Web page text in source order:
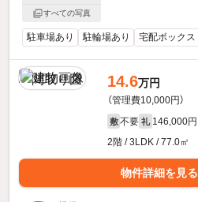
すべての写真
駐車場あり 駐輪場あり 宅配ボックス
14.6万円
（管理費10,000円）
敷 不要 礼 146,000円
2階 / 3LDK / 77.0㎡
物件詳細を見る